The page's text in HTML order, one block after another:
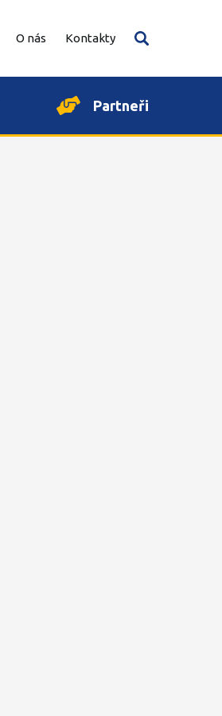
O nás Kontakty Vyhledávání
Vyhledat
Partneři